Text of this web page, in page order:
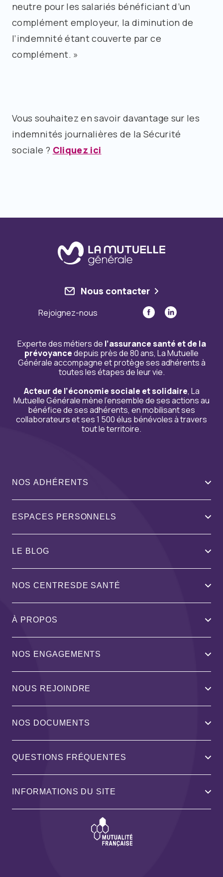
neutre pour les salariés bénéficiant d’un
complément employeur, la diminution de
l’indemnité étant couverte par ce
complément. »
Vous souhaitez en savoir davantage sur les
indemnités journalières de la Sécurité
sociale ? Cliquez ici
Nous contacter
Rejoignez-nous
Experte des métiers de l’assurance santé et de la
prévoyancedepuis près de 80 ans, La Mutuelle
Générale accompagne et protège ses adhérents à
toutes les étapes de leur vie.
Acteur de l’économie sociale et solidaire, La
Mutuelle Générale mène l’ensemble de ses actions au
bénéfice de ses adhérents, en mobilisant ses
collaborateurs et ses 1 500 élus bénévoles à travers
tout le territoire.
NOS ADHÉRENTS
ESPACES PERSONNELS
LE BLOG
NOS CENTRESDE SANTÉ
À PROPOS
NOS ENGAGEMENTS
NOUS REJOINDRE
NOS DOCUMENTS
QUESTIONS FRÉQUENTES
INFORMATIONS DU SITE